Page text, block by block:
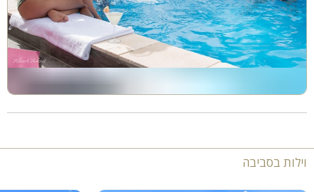
וילות בסביבה